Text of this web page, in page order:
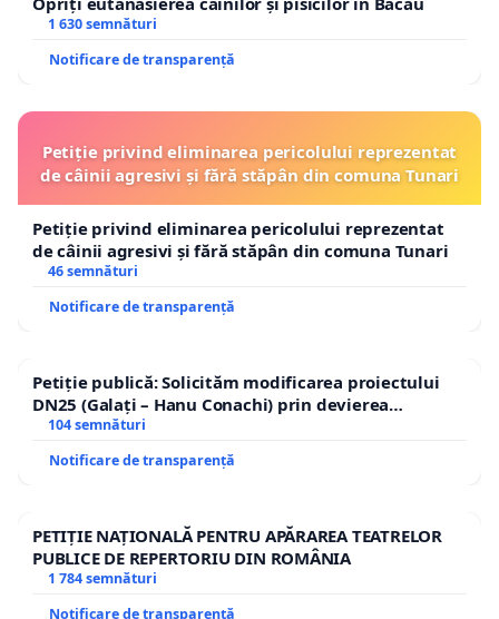
1 630 semnături
Notificare de transparență
Petiție privind eliminarea pericolului reprezentat
de câinii agresivi și fără stăpân din comuna Tunari
Petiție privind eliminarea pericolului reprezentat
de câinii agresivi și fără stăpân din comuna Tunari
46 semnături
Notificare de transparență
Petiție publică: Solicităm modificarea proiectului
DN25 (Galați – Hanu Conachi) prin devierea
traseului în afara localităților!
104 semnături
Notificare de transparență
PETIȚIE NAȚIONALĂ PENTRU APĂRAREA TEATRELOR
PUBLICE DE REPERTORIU DIN ROMÂNIA
1 784 semnături
Notificare de transparență